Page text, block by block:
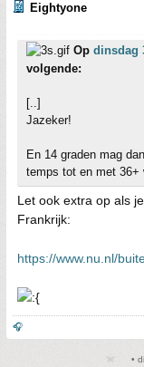
Eightyone
Op dinsdag
volgende:
[..]
Jazeker!
En 14 graden mag
temps tot en met 36+
Let ook extra op als
Frankrijk:
https://www.nu.nl/
🎧
•